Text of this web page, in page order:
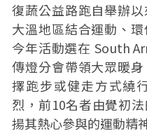
復蔬公益路跑自舉辦
大溫地區結合運動、
今年活動選在 South
傳燈分會帶領大眾暖
擇跑步或健走方式繞
烈，前10名者由覺初
揚其熱心參與的運動精